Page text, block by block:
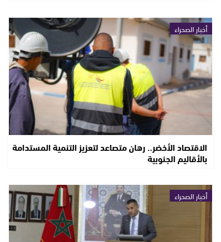
أخبار الصحراء
الاقتصاد الأخضر.. رهان متصاعد لتعزيز التنمية المستدامة
بالأقاليم الجنوبية
أخبار الصحراء